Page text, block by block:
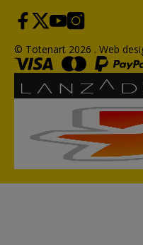
© Totenart 2026 . Web